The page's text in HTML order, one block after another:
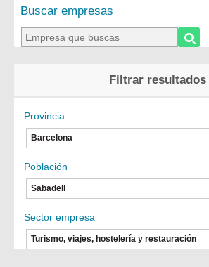
Buscar empresas
Filtrar resultados
Provincia
Barcelona
Población
Sabadell
Sector empresa
Turismo, viajes, hostelería y restauración